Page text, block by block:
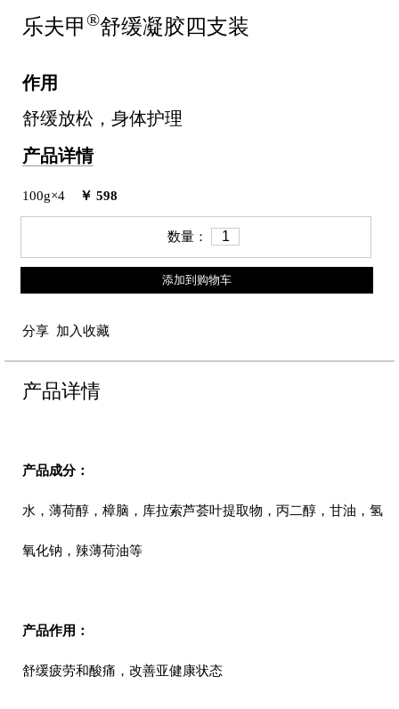
乐夫甲®舒缓凝胶四支装
作用
舒缓放松，身体护理
产品详情
100g×4 ￥ 598
数量：
添加到购物车
分享 加入收藏
产品详情
产品成分：
水，薄荷醇，樟脑，库拉索芦荟叶提取物，丙二醇，甘油，氢
氧化钠，辣薄荷油等
产品作用：
舒缓疲劳和酸痛，改善亚健康状态